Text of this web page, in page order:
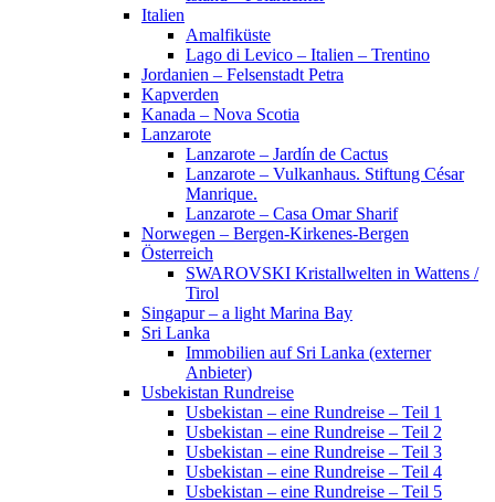
Italien
Amalfiküste
Lago di Levico – Italien – Trentino
Jordanien – Felsenstadt Petra
Kapverden
Kanada – Nova Scotia
Lanzarote
Lanzarote – Jardín de Cactus
Lanzarote – Vulkanhaus. Stiftung César
Manrique.
Lanzarote – Casa Omar Sharif
Norwegen – Bergen-Kirkenes-Bergen
Österreich
SWAROVSKI Kristallwelten in Wattens /
Tirol
Singapur – a light Marina Bay
Sri Lanka
Immobilien auf Sri Lanka (externer
Anbieter)
Usbekistan Rundreise
Usbekistan – eine Rundreise – Teil 1
Usbekistan – eine Rundreise – Teil 2
Usbekistan – eine Rundreise – Teil 3
Usbekistan – eine Rundreise – Teil 4
Usbekistan – eine Rundreise – Teil 5